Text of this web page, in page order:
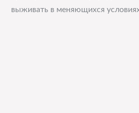
выживать в меняющихся